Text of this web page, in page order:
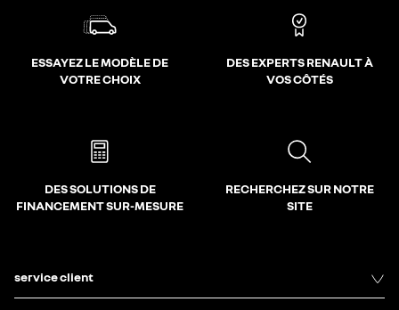
ESSAYEZ LE MODÈLE DE
VOTRE CHOIX
DES EXPERTS RENAULT À
VOS CÔTÉS
DES SOLUTIONS DE
FINANCEMENT SUR-MESURE
RECHERCHEZ SUR NOTRE
SITE
service client